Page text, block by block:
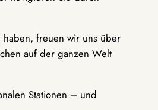
haben, freuen wir uns über
auf der ganzen Welt
Stationen – und